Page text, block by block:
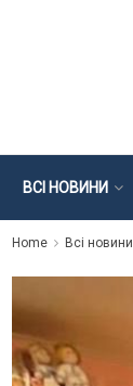
ВСІ НОВИНИ
Home Всі новини